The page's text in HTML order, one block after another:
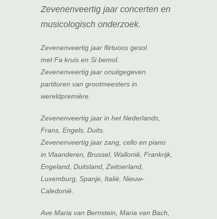
Zevenenveertig jaar concerten en
musicologisch onderzoek.
Zevenenveertig jaar flirtuoos gesol
met Fa kruis en Si bemol.
Zevenenveertig jaar onuitgegeven
partituren van grootmeesters in
wereldpremière.
Zevenenveertig jaar in het Nederlands,
Frans, Engels, Duits.
Zevenenveertig jaar zang, cello en piano
in Vlaanderen, Brussel, Wallonië, Frankrijk,
Engeland, Duitsland, Zwitserland,
Luxemburg, Spanje, Italië, Nieuw-
Caledonië.
Ave Maria van Bernstein, Maria van Bach,